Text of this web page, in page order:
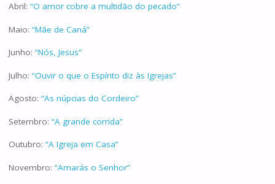
Abril: “O amor cobre a multidão do pecado”
Maio: “Mãe de Caná”
Junho: “Nós, Jesus”
Julho: “Ouvir o que o Espírito diz às Igrejas”
Agosto: “As núpcias do Cordeiro”
Setembro: “A grande corrida”
Outubro: “A Igreja em Casa”
Novembro: “Amarás o Senhor”